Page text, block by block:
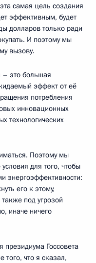
самая цель создания
эффективным, будет
долларов только ради
И поэтому мы
вызову.
– это большая
эффект от её
потребления
инновационных
технологических
Поэтому мы
для того, чтобы
энергоэффективности:
его к этому,
под угрозой
иначе ничего
Госсовета
того, что я сказал,